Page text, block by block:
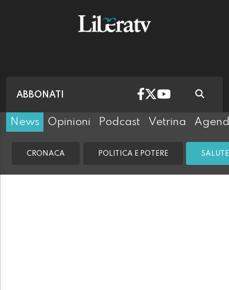
ABBONATI
News Opinioni Podcast Vetrina
CRONACA POLITICA E POTERE